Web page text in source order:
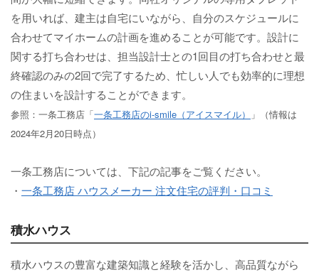
を用いれば、建主は自宅にいながら、自分のスケジュールに
合わせてマイホームの計画を進めることが可能です。設計に
関する打ち合わせは、担当設計士との1回目の打ち合わせと最
終確認のみの2回で完了するため、忙しい人でも効率的に理想
の住まいを設計することができます。
参照：一条工務店「一条工務店のi-smile（アイスマイル）
」（情報は
2024年2月20日時点）
一条工務店については、下記の記事をご覧ください。
・ 一条工務店 ハウスメーカー 注文住宅の評判・口コミ
積水ハウス
積水ハウスの豊富な建築知識と経験を活かし、高品質ながら